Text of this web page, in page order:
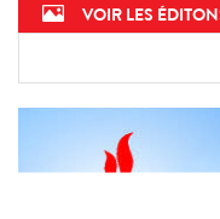
VOIR LES